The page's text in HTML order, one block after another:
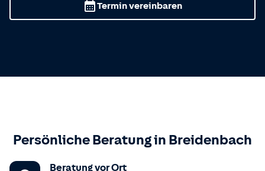
Termin vereinbaren
Persönliche Beratung in Breidenbach
Beratung vor Ort